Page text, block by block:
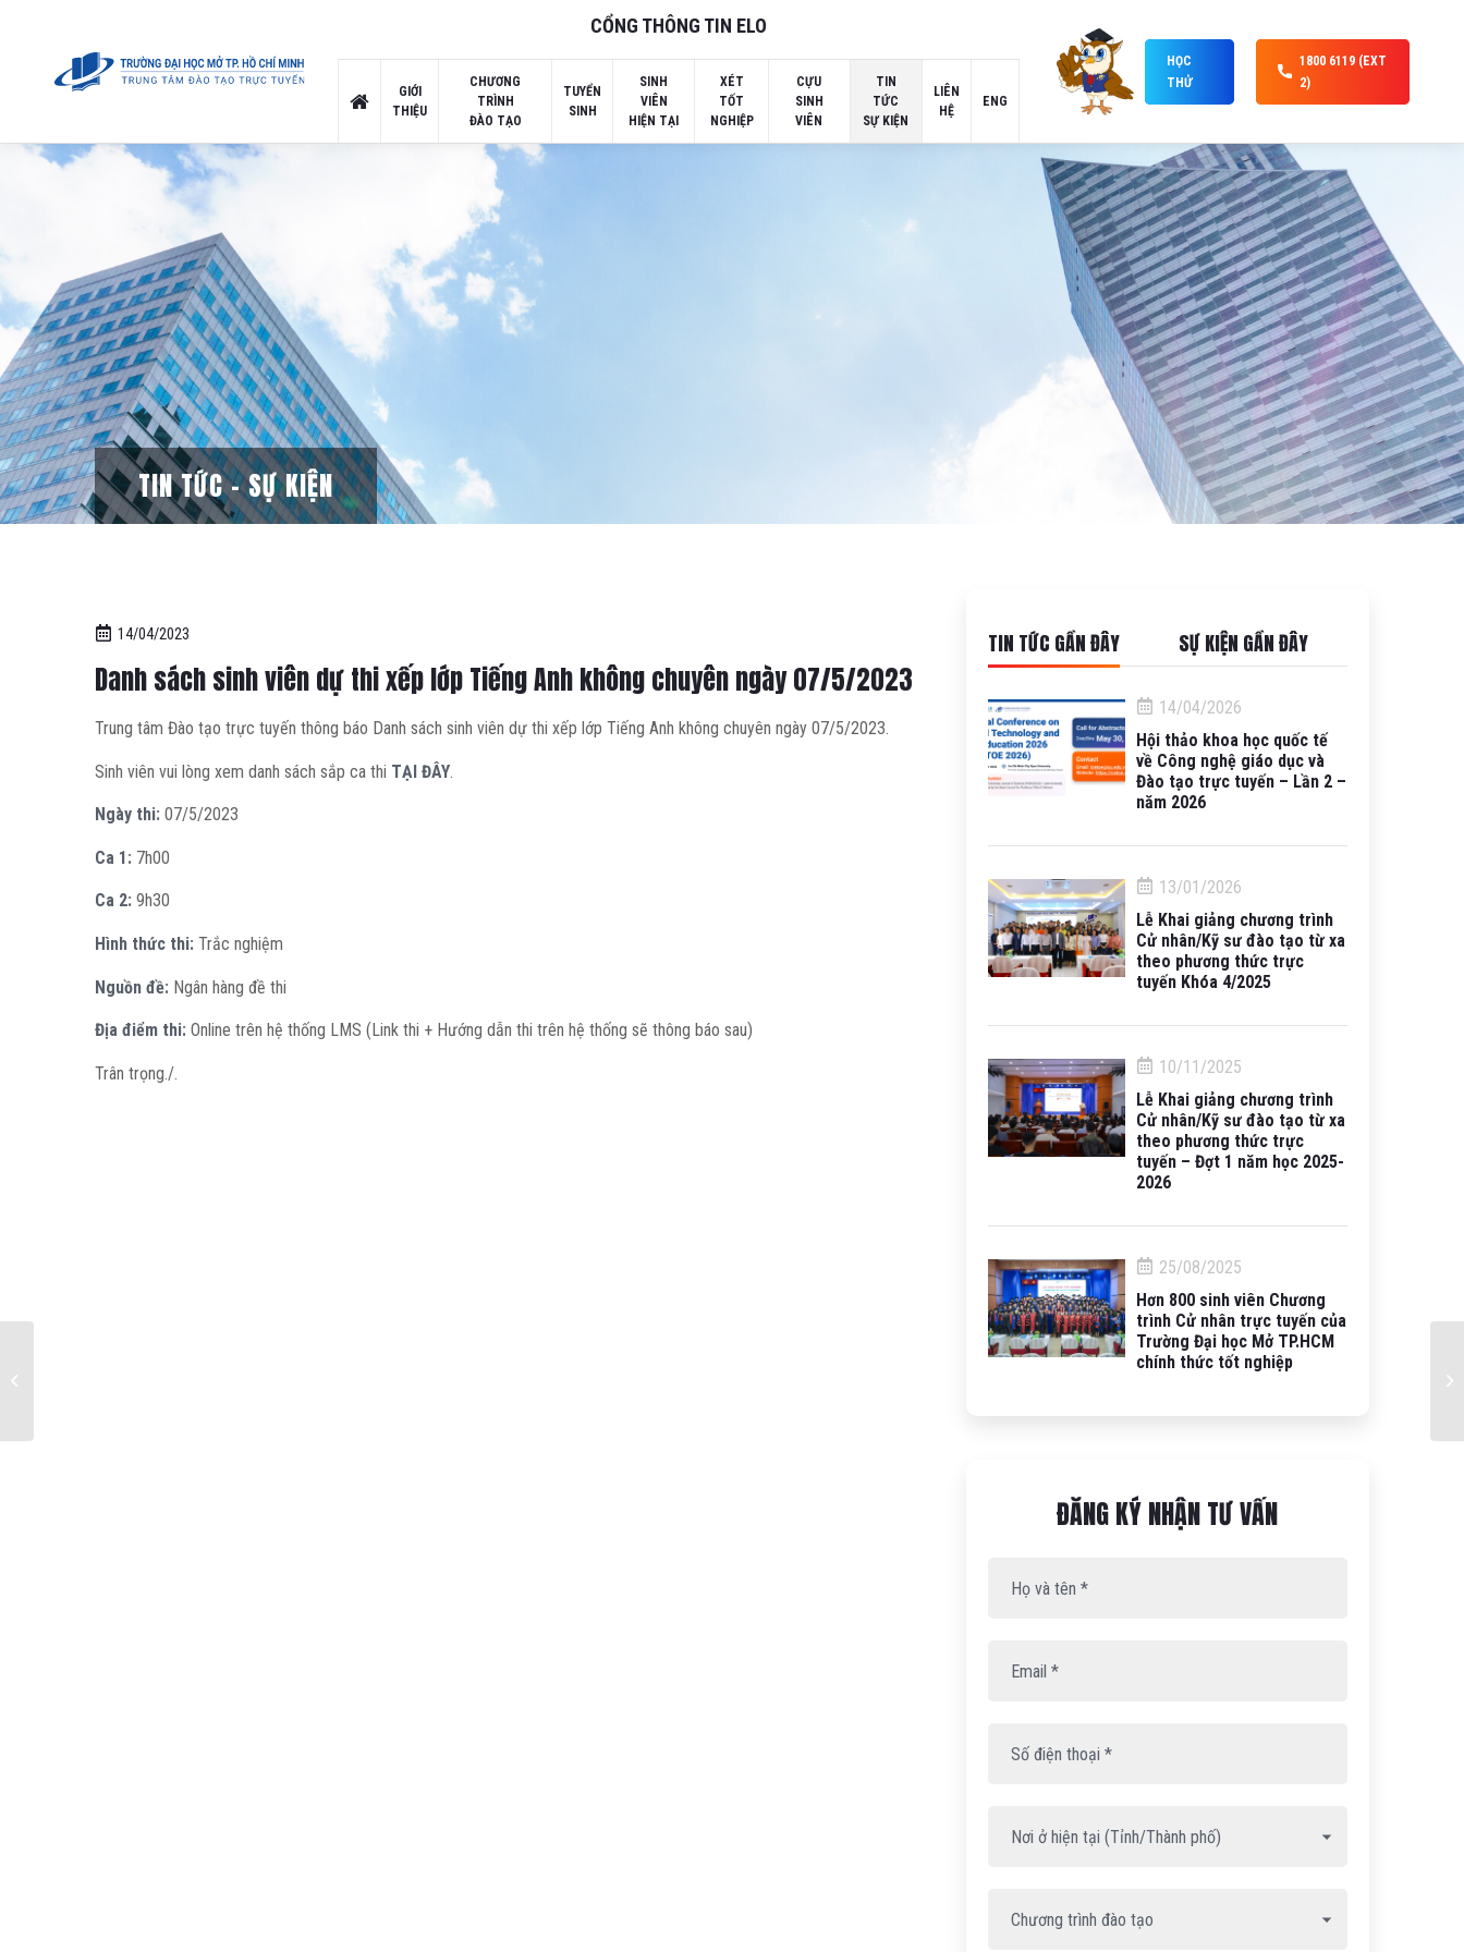
GIỚI
THIỆU
CHƯƠNG
TRÌNH
ĐÀO TẠO
TUYỂN
SINH
SINH
VIÊN
HIỆN TẠI
XÉT
TỐT
NGHIỆP
CỰU
SINH
VIÊN
TIN
TỨC
SỰ KIỆN
LIÊN
HỆ
ENG
CỔNG THÔNG TIN ELO
HỌC
THỬ
1800 6119 (EXT
2)
TIN TỨC – SỰ KIỆN
14/04/2023
Danh sách sinh viên dự thi xếp lớp Tiếng Anh không chuyên ngày 07/5/2023
Trung tâm Đào tạo trực tuyến thông báo Danh sách sinh viên dự thi xếp lớp Tiếng Anh không chuyên ngày 07/5/2023.
Sinh viên vui lòng xem danh sách sắp ca thi TẠI ĐÂY
Ngày thi: 07/5/2023
Ca 1: 7h00
Ca 2: 9h30
Hình thức thi: Trắc nghiệm
Nguồn đề: Ngân hàng đề thi
Địa điểm thi: Online trên hệ thống LMS (Link thi + Hướng dẫn thi trên hệ thống sẽ thông báo sau)
Trân trọng./.
TIN TỨC GẦN ĐÂY SỰ KIỆN GẦN ĐÂY
14/04/2026
Hội thảo khoa học quốc tế
về Công nghệ giáo dục và
Đào tạo trực tuyến – Lần 2 –
năm 2026
13/01/2026
Lễ Khai giảng chương trình
Cử nhân/Kỹ sư đào tạo từ xa
theo phương thức trực
tuyến Khóa 4/2025
10/11/2025
Lễ Khai giảng chương trình
Cử nhân/Kỹ sư đào tạo từ xa
theo phương thức trực
tuyến – Đợt 1 năm học 2025-
2026
25/08/2025
Hơn 800 sinh viên Chương
trình Cử nhân trực tuyến của
Trường Đại học Mở TP.HCM
chính thức tốt nghiệp
ĐĂNG KÝ NHẬN TƯ VẤN
WIDGET